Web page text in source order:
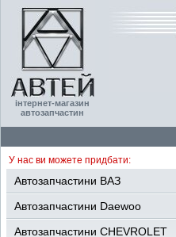
інтернет-магазин
автозапчастин
У нас ви можете придбати:
Автозапчастини ВАЗ
Автозапчастини Daewoo
Автозапчастини CHEVROLET